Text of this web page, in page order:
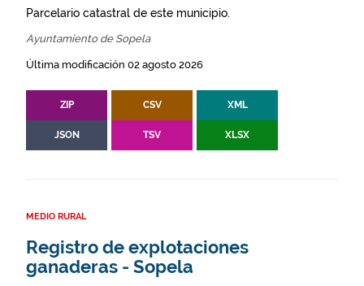
Parcelario catastral de este municipio.
Ayuntamiento de Sopela
Última modificación 02 agosto 2026
ZIP CSV XML
JSON TSV XLSX
MEDIO RURAL
Registro de explotaciones
ganaderas - Sopela